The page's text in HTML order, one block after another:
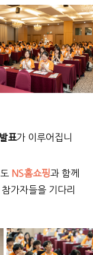
표가 이루어집니
NS홈쇼핑과 함께
가자들을 기다리